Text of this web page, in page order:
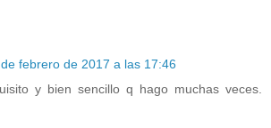
febrero de 2017 a las 17:46
y bien sencillo q hago muchas veces.